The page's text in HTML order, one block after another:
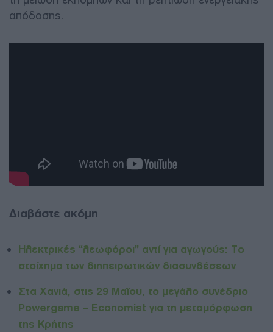
απόδοσης.
Διαβάστε ακόμη
Ηλεκτρικές “λεωφόροι” αντί για αγωγούς: Το
στοίχημα των διηπειρωτικών διασυνδέσεων
Στα Χανιά, στις 29 Μαΐου, το μεγάλο συνέδριο
Powergame – Economist για τη μεταμόρφωση
της Κρήτης